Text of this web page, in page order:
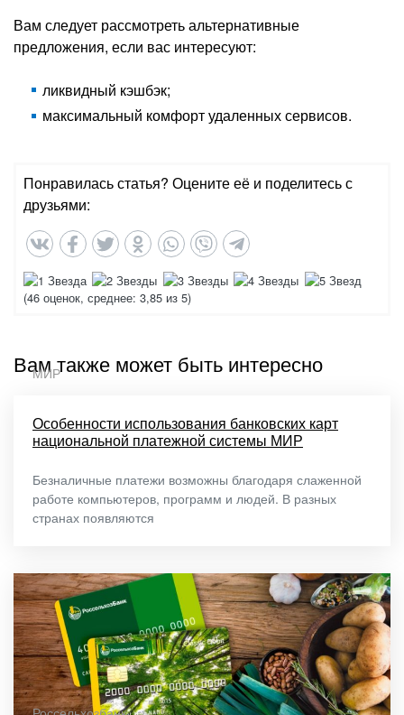
Вам следует рассмотреть альтернативные
предложения, если вас интересуют:
ликвидный кэшбэк;
максимальный комфорт удаленных сервисов.
Понравилась статья? Оцените её и поделитесь с
друзьями:
(46 оценок, среднее: 3,85 из 5)
Вам также может быть интересно
МИР
Особенности использования банковских карт
национальной платежной системы МИР
Безналичные платежи возможны благодаря слаженной
работе компьютеров, программ и людей. В разных
странах появляются